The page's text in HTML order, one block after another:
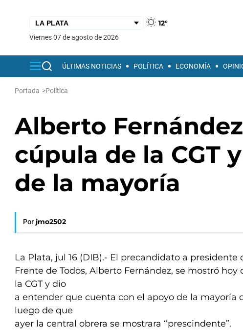
12°
viernes 07 de agosto de 2026
ÚLTIMAS NOTICIAS POLÍTICA ECONOMÍA
Portada >Política
Alberto
cúpula de la CGT
de la mayoría
Por jmo2502
La Plata, jul 16 (DIB).- El precandidato a presidente
Frente de Todos, Alberto Fernández, se mostró hoy
la CGT y dio
a entender que cuenta con el apoyo de la mayoría
luego de que
ayer la central obrera se mostrara “prescindente”.